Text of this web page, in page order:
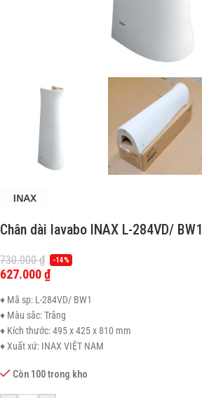
Chân dài lavabo INAX L-284VD/ BW1
730.000₫ -14%
627.000₫
♦ Mã sp: L-284VD/ BW1
♦ Màu sắc: Trắng
♦ Kích thước: 495 x 425 x 810 mm
♦ Xuất xứ: INAX VIỆT NAM
Còn 100 trong kho